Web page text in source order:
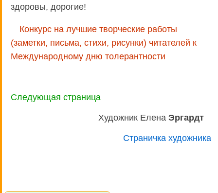
здоровы, дорогие!
Конкурс на лучшие творческие работы
(заметки, письма, стихи, рисунки) читателей к
Международному дню толерантности
Следующая страница
Художник Елена Эргардт
Страничка художника